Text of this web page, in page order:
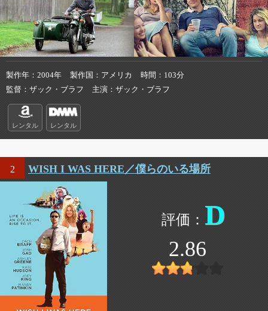
製作年 2004年 製作国 アメリカ 時間
103分
監督
ザック・ブラフ 主演 ザック・ブラフ
レンタル レンタル
2 WISH I WAS HERE／僕らのいる場所
D
2.86